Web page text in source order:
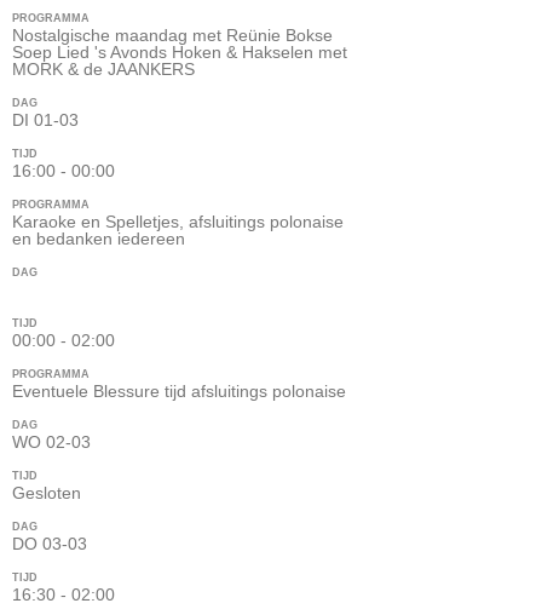
PROGRAMMA
Nostalgische maandag met Reünie Bokse
Soep Lied 's Avonds Hoken & Hakselen met
MORK & de JAANKERS
DAG
DI 01-03
TIJD
16:00 - 00:00
PROGRAMMA
Karaoke en Spelletjes, afsluitings polonaise
en bedanken iedereen
DAG
TIJD
00:00 - 02:00
PROGRAMMA
Eventuele Blessure tijd afsluitings polonaise
DAG
WO 02-03
TIJD
Gesloten
DAG
DO 03-03
TIJD
16:30 - 02:00